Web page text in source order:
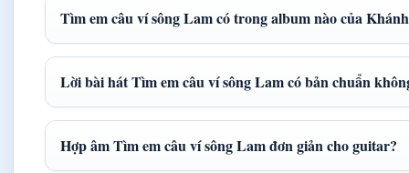
Tìm em câu ví sông Lam có trong album nào của
Lời bài hát Tìm em câu ví sông Lam có bản chuẩn
Hợp âm Tìm em câu ví sông Lam đơn giản cho guitar?